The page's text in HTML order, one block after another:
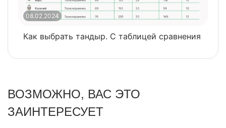
08.02.2024
Как выбрать тандыр. С таблицей сравнения
ВОЗМОЖНО, ВАС ЭТО
ЗАИНТЕРЕСУЕТ